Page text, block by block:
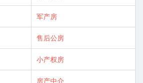
军产房
售后公房
小产权房
房产中介